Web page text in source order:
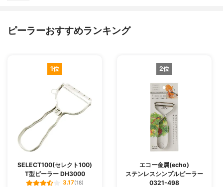
ピーラーおすすめランキング
1位
SELECT100(セレクト100)
T型ピーラー DH3000
3.17(18)
2位
エコー金属(echo)
ステンレスシンプルピーラー
0321-498